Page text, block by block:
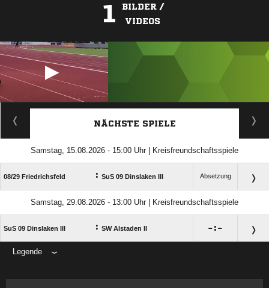
1
BILDER /
VIDEOS
ANZEIGE
NÄCHSTE SPIELE
Samstag, 15.08.2026 - 15:00 Uhr | Kreisfreundschaftsspiele
08/​29 Friedrichsfeld : SuS 09 Dinslaken III Absetzung
Samstag, 29.08.2026 - 13:00 Uhr | Kreisfreundschaftsspiele
SuS 09 Dinslaken III : SW Alstaden II :
Legende